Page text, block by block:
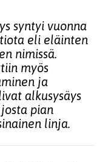
syntyi vuonna
eli eläinten
nimissä.
myös
ja
alkusysäys
pian
linja.